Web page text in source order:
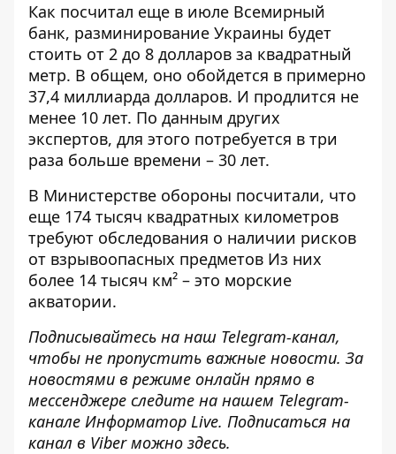
Как посчитал еще в июле Всемирный
банк, разминирование Украины будет
стоить от 2 до 8 долларов за квадратный
метр. В общем, оно обойдется в примерно
37,4 миллиарда долларов. И продлится не
менее 10 лет. По данным других
экспертов, для этого потребуется в три
раза больше времени – 30 лет.
В Министерстве обороны посчитали, что
еще 174 тысяч квадратных километров
требуют обследования о наличии рисков
от взрывоопасных предметов Из них
более 14 тысяч км² – это морские
акватории.
Подписывайтесь на наш Telegram-канал,
чтобы не пропустить важные новости. За
новостями в режиме онлайн прямо в
мессенджере следите на нашем Telegram-
канале Информатор Live. Подписаться на
канал в Viber можно здесь.